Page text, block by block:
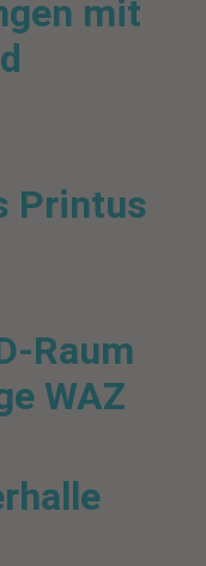
mit
Printus
Raum
WAZ